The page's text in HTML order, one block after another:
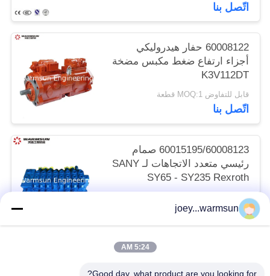
اتّصل بنا
60008122 حفار هيدروليكي
أجزاء ارتفاع ضغط مكبس مضخة
K3V112DT
قابل للتفاوض MOQ:1 قطعة
اتّصل بنا
60015195/60008123 صمام
رئيسي متعدد الاتجاهات لـ SANY
SY65 - SY235 Rexroth
HUSCO
قابل للتفاوض MOQ:1 قطعة
اتّصل بنا
joey...warmsun
5:24 AM
Good day, what product are you looking for?